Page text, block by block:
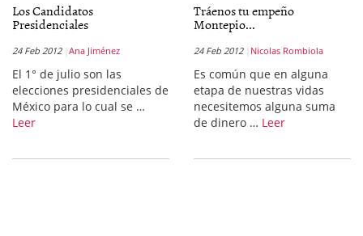
Los Candidatos
Presidenciales
24 Feb 2012 Ana Jiménez
El 1° de julio son las
elecciones presidenciales de
México para lo cual se …
Leer
Tráenos tu empeño
Montepio...
24 Feb 2012 Nicolas Rombiola
Es común que en alguna
etapa de nuestras vidas
necesitemos alguna suma
de dinero … Leer